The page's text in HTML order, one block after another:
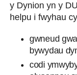
y Dynion yn y
helpu i fwyhau
gwneud
bywydau
codi